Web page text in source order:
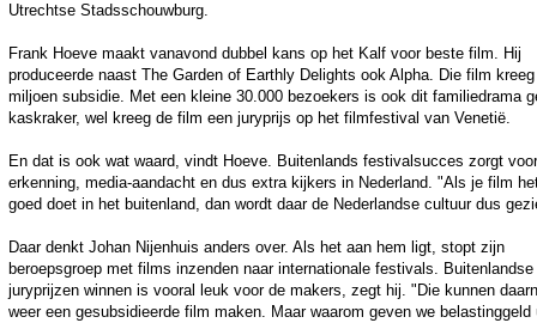
Utrechtse Stadsschouwburg.
Frank Hoeve maakt vanavond dubbel kans op het Kalf voor beste film. Hij
produceerde naast The Garden of Earthly Delights ook Alpha. Die film
miljoen subsidie. Met een kleine 30.000 bezoekers is ook dit familiedrama
kaskraker, wel kreeg de film een juryprijs op het filmfestival van Venetië.
En dat is ook wat waard, vindt Hoeve. Buitenlands festivalsucces zorgt voor
erkenning, media-aandacht en dus extra kijkers in Nederland. "Als je film
goed doet in het buitenland, dan wordt daar de Nederlandse cultuur dus
Daar denkt Johan Nijenhuis anders over. Als het aan hem ligt, stopt zijn
beroepsgroep met films inzenden naar internationale festivals. Buitenlandse
juryprijzen winnen is vooral leuk voor de makers, zegt hij. "Die kunnen
weer een gesubsidieerde film maken. Maar waarom geven we belastinggeld